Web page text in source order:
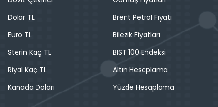
Dolar TL
Euro TL
Sterin Kaç TL
Riyal Kaç TL
Kanada Doları
Brent Petrol Fiyatı
Bilezik Fiyatları
BIST 100 Endeksi
Altın Hesaplama
Yüzde Hesaplama